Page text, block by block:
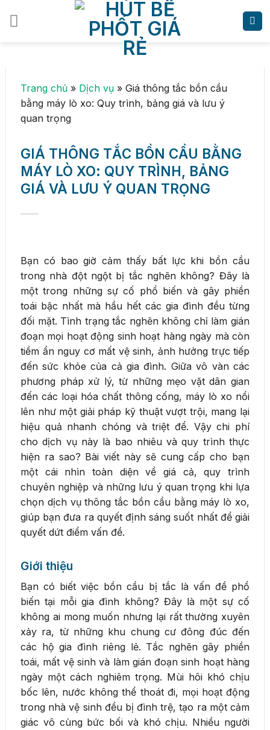
Trang chủ » Dịch vụ » Giá thông tắc bồn cầu
bằng máy lò xo: Quy trình, bảng giá và lưu ý
quan trọng
GIÁ THÔNG TẮC BỒN CẦU BẰNG
MÁY LÒ XO: QUY TRÌNH, BẢNG
GIÁ VÀ LƯU Ý QUAN TRỌNG
Bạn có bao giờ cảm thấy bất lực khi bồn cầu
trong nhà đột ngột bị tắc nghẽn không? Đây là
một trong những sự cố phổ biến và gây phiền
toái bậc nhất mà hầu hết các gia đình đều từng
đối mặt. Tình trạng tắc nghẽn không chỉ làm gián
đoạn mọi hoạt động sinh hoạt hàng ngày mà còn
tiềm ẩn nguy cơ mất vệ sinh, ảnh hưởng trực tiếp
đến sức khỏe của cả gia đình. Giữa vô vàn các
phương pháp xử lý, từ những mẹo vặt dân gian
đến các loại hóa chất thông cống, máy lò xo nổi
lên như một giải pháp kỹ thuật vượt trội, mang lại
hiệu quả nhanh chóng và triệt để. Vậy chi phí
cho dịch vụ này là bao nhiêu và quy trình thực
hiện ra sao? Bài viết này sẽ cung cấp cho bạn
một cái nhìn toàn diện về giá cả, quy trình
chuyên nghiệp và những lưu ý quan trọng khi lựa
chọn dịch vụ thông tắc bồn cầu bằng máy lò xo,
giúp bạn đưa ra quyết định sáng suốt nhất để giải
quyết dứt điểm vấn đề.
Giới thiệu
Bạn có biết việc bồn cầu bị tắc là vấn đề phổ
biến tại mỗi gia đình không? Đây là một sự cố
không ai mong muốn nhưng lại rất thường xuyên
xảy ra, từ những khu chung cư đông đúc đến
các hộ gia đình riêng lẻ. Tắc nghẽn gây phiền
toái, mất vệ sinh và làm gián đoạn sinh hoạt hàng
ngày một cách nghiêm trọng. Mùi hôi khó chịu
bốc lên, nước không thể thoát đi, mọi hoạt động
trong nhà vệ sinh đều bị đình trệ, tạo ra một cảm
giác vô cùng bức bối và khó chịu. Nhiều người